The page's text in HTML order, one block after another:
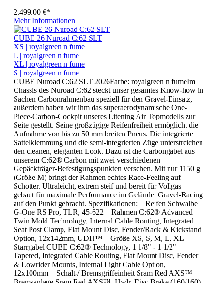
2.499,00 €*
Mehr Informationen
CUBE 26 Nuroad C:62 SLT
XS | royalgreen n fume
L | royalgreen n fume
XL | royalgreen n fume
S | royalgreen n fume
CUBE Nuroad C:62 SLT 2026Farbe: royalgreen n fumeIm
Chassis des Nuroad C:62 steckt unser gesamtes Know-how in
Sachen Carbonrahmenbau speziell für den Gravel-Einsatz,
außerdem haben wir ihm das superaerodynamische One-
Piece-Carbon-Cockpit unseres Litening Air Topmodells zur
Seite gestellt. Seine großzügige Reifenfreiheit ermöglicht die
Aufnahme von bis zu 50 mm breiten Pneus. Die integrierte
Sattelklemmung und die semi-integrierten Züge unterstreichen
den cleanen, eleganten Look. Dazu ist die Carbongabel aus
unserem C:62® Carbon mit zwei verschiedenen
Gepäckträger-Befestigungspunkten versehen. Mit nur 1150 g
(Größe M) bringt der Rahmen echtes Race-Feeling auf
Schotter. Ultraleicht, extrem steif und bereit für Vollgas –
gebaut für maximale Performance im Gelände. Gravel-Racing
auf den Punkt gebracht. Spezifikationen: Reifen Schwalbe
G-One RS Pro, TLR, 45-622 Rahmen C:62® Advanced
Twin Mold Technology, Internal Cable Routing, Integrated
Seat Post Clamp, Flat Mount Disc, Fender/Rack & Kickstand
Option, 12x142mm, UDH™ Größe XS, S, M, L, XL
Starrgabel CUBE C:62® Technology, 1 1/8" - 1 1/2"
Tapered, Integrated Cable Routing, Flat Mount Disc, Fender
& Lowrider Mounts, Internal Light Cable Option,
12x100mm Schalt-/ Bremsgriffeinheit Sram Red AXS™